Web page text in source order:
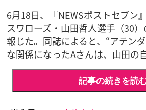
6月18日、『NEWSポストセブン
スワローズ・山田哲人選手（30
報じた。同誌によると、“アテン
な関係になったAさんは、山田の
記事の続きを読